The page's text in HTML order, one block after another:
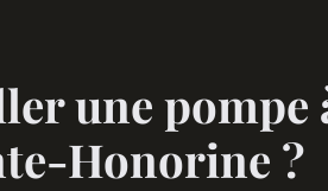
une pompe
Honorine ?